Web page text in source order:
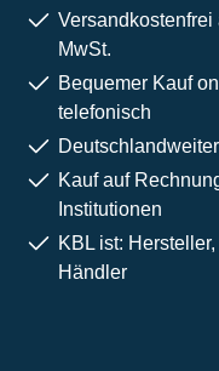
Versandkostenfrei
MwSt.
Bequemer Kauf
telefonisch
Kauf auf
Institutionen
KBL ist:
Händler